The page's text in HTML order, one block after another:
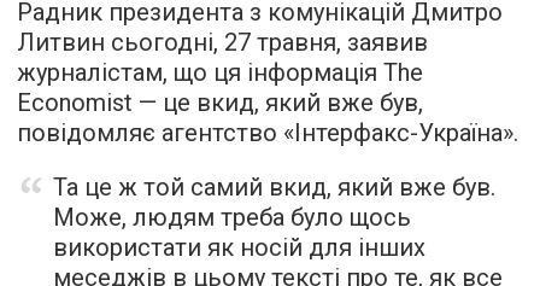
Радник президента з комунікацій Дмитро
Литвин сьогодні, 27 травня, заявив
журналістам, що ця інформація The
Economist — це вкид, який вже був,
повідомляє агентство «Інтерфакс-Україна».
Та це ж той самий вкид, який вже був.
Може, людям треба було щось
використати як носій для інших
меседжів в цьому тексті про те, як все